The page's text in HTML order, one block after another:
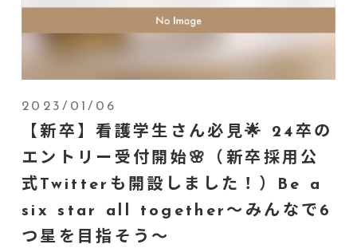
2023/01/06
【新卒】看護学生さん必見🌟 24卒の
エントリー受付開始🌸（新卒採用公
式Twitterも開設しました！）Be a
six star all together～みんなで6
つ星を目指そう～